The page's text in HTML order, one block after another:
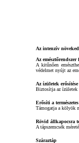
Az intenzív
Az
A kitűnően
védelmet nyújt az
Az ízületek erősítése
Biztosítja az ízületek
Erősíti a
Támogatja a kölyök
Rövid állkapocsra
A tápszemcsék
Száraztáp